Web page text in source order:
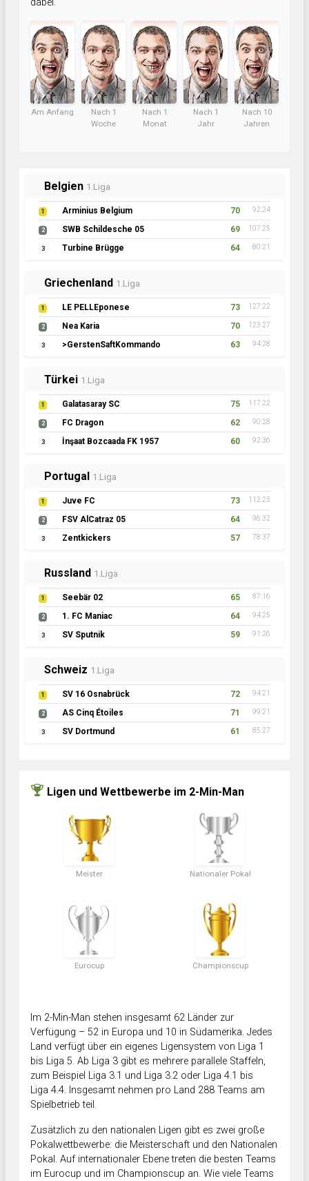
dabei.
Am Anfang
Nach 1
Woche
Nach 1
Monat
Nach 1
Jahr
Nach 10
Jahren
Belgien 1.Liga
1 Arminius Belgium 70 92:24
2 SWB Schildesche 05 69 107:25
3 Turbine Brügge 64 80:21
Griechenland 1.Liga
1 LE PELLEponese 73 127:22
2 Nea Karia 70 123:27
3 >GerstenSaftKommando 63 94:28
Türkei 1.Liga
1 Galatasaray SC 75 117:22
2 FC Dragon 62 90:28
3 İnşaat Bozcaada FK 1957 60 92:36
Portugal 1.Liga
1 Juve FC 73 112:23
2 FSV AlCatraz 05 64 96:32
3 Zentkickers 57 78:37
Russland 1.Liga
1 Seebär 02 65 87:16
2 1. FC Maniac 64 94:25
3 SV Sputnik 59 91:26
Schweiz 1.Liga
1 SV 16 Osnabrück 72 94:21
2 AS Cinq Étoiles 71 99:21
3 SV Dortmund 61 85:27
Ligen und Wettbewerbe im 2-Min-Man
Meister Nationaler Pokal
Eurocup Championscup
Im 2-Min-Man stehen insgesamt 62 Länder zur
Verfügung – 52 in Europa und 10 in Südamerika. Jedes
Land verfügt über ein eigenes Ligensystem von Liga 1
bis Liga 5. Ab Liga 3 gibt es mehrere parallele Staffeln,
zum Beispiel Liga 3.1 und Liga 3.2 oder Liga 4.1 bis
Liga 4.4. Insgesamt nehmen pro Land 288 Teams am
Spielbetrieb teil.
Zusätzlich zu den nationalen Ligen gibt es zwei große
Pokalwettbewerbe: die Meisterschaft und den Nationalen
Pokal. Auf internationaler Ebene treten die besten Teams
im Eurocup und im Championscup an. Wie viele Teams